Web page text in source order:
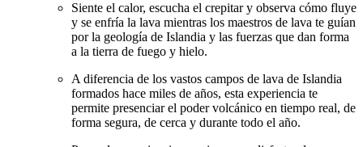
Siente el calor, escucha el crepitar y observa cómo fluye
y se enfría la lava mientras los maestros de lava te guían
por la geología de Islandia y las fuerzas que dan forma
a la tierra de fuego y hielo.
A diferencia de los vastos campos de lava de Islandia
formados hace miles de años, esta experiencia te
permite presenciar el poder volcánico en tiempo real, de
forma segura, de cerca y durante todo el año.